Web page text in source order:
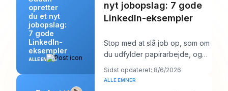
opretter
du et nyt
jobopslag:
7 gode
LinkedIn-
eksempler
ALLE EMNER
nyt jobopslag: 7 gode
LinkedIn-eksempler
Stop med at slå job op, som om
du udfylder papirarbejde, og
begynd at skrive dem, som om
du prøver a
Sidst opdateret: 8/6/2026
ALLE EMNER